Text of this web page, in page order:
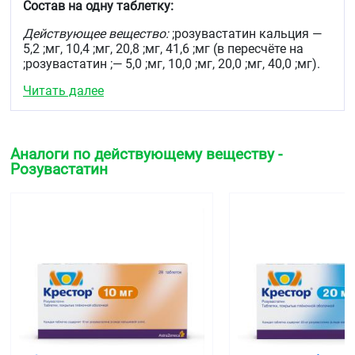
дополнительных факторов риска, таких как
артериальная гипертензия, низкая концентрация
ХС-ЛПВП, курение, семейный анамнез раннего
начала ИБС).
Состав на одну таблетку:
Действующее вещество:;розувастатин кальция —
5,2 ;мг, 10,4 ;мг, 20,8 ;мг, 41,6 ;мг (в пересчёте на
;розувастатин ;— 5,0 ;мг, 10,0 ;мг, 20,0 ;мг, 40,0 ;мг).
Вспомогательные вещества:
(сахар молочный), кальция гидрофосфата
пласдон К-17), кроскармеллоза натрия
(примеллоза), ;натрия стеарилфумарат, ;кремния
диоксид коллоидный ;(аэросил), ;целлюлоза
краситель ;железа оксид жёлтый.
Описание
Круглые двояковыпуклые таблетки, покрытые
плёночной оболочкой розового цвета. На
Читать далее
Аналоги по действующему веществу -
Розувастатин